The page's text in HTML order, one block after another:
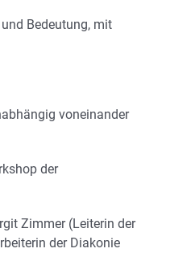
Bedeutung, mit
voneinander
der
Zimmer (Leiterin der
der Diakonie